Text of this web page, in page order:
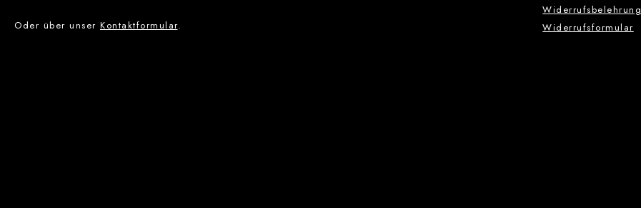
Oder über unser Kontaktformular.
Widerrufsbelehrung
Widerrufsformular